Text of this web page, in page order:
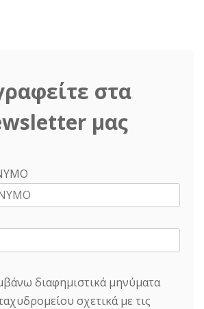
στα
μας
διαφημιστικά μηνύματα
σχετικά με τις